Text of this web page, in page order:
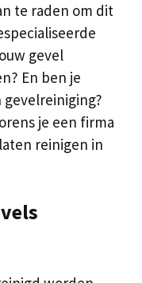
te raden om dit
gevel
En ben je
je een firma
reinigen in